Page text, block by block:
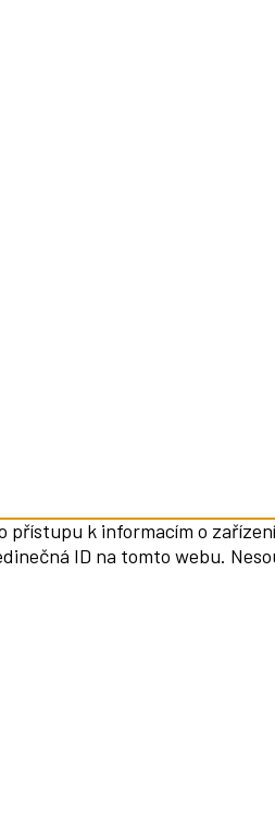
k informacím o
ID na tomto webu.